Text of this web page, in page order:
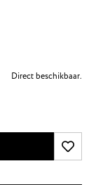
Direct beschikbaar.